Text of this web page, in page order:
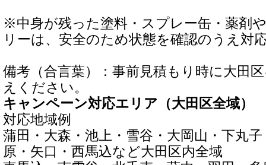
※中身が残った塗料・スプレー缶・薬剤
リーは、安全のため状態を確認のうえ対
備考（合言葉）：事前見積もり時に大田
えください。
キャンペーン対応エリア（大田区全域）
対応地域例
蒲田・大森・池上・雪谷・大岡山・下丸
原・矢口・西馬込など大田区内全域